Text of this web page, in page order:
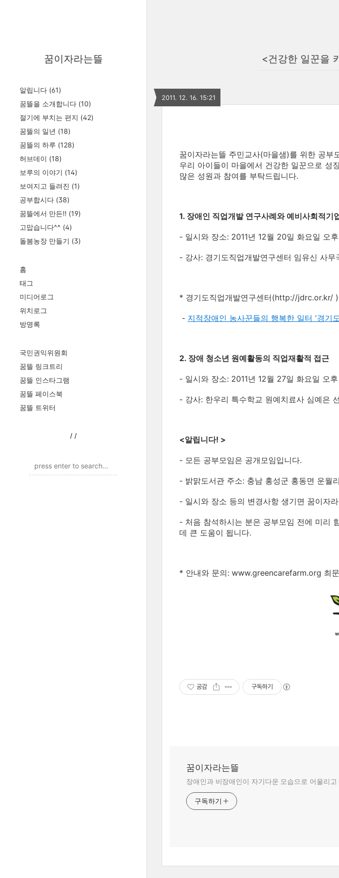
꿈이자라는뜰
알립니다 (61)
꿈뜰을 소개합니다 (10)
절기에 부치는 편지 (42)
꿈뜰의 일년 (18)
꿈뜰의 하루 (128)
허브데이 (18)
보루의 이야기 (14)
보여지고 들려진 (1)
공부합시다 (38)
꿈뜰에서 만든!! (19)
고맙습니다^^ (4)
돌봄농장 만들기 (3)
홈
태그
미디어로그
위치로그
방명록
국민권익위원회
꿈뜰 링크트리
꿈뜰 인스타그램
꿈뜰 페이스북
꿈뜰 트위터
/ /
<건강한 일꾼을
2011. 12. 16. 15:21
꿈이자라는뜰 주민교사(마을샘)를 위한 공부
우리 아이들이 마을에서 건강한 일꾼으로 성
많은 성원과 참여를 부탁드립니다.
1. 장애인 직업개발 연구사례와 예비사회적기
- 일시와 장소: 2011년 12월 20일 화요일 오
- 강사: 경기도직업개발연구센터 임유신 사무
* 경기도직업개발연구센터(http://jdrc.or.kr/
- 지적장애인 농사꾼들의 행복한 일터 '경
2. 장애 청소년 원예활동의 직업재활적 접근
- 일시와 장소: 2011년 12월 27일 화요일 오
- 강사: 한우리 특수학교 원예치료사 심예은
<알립니다! >
- 모든 공부모임은 공개모임입니다.
- 밝맑도서관 주소: 충남 홍성군 홍동면 운월
- 일시와 장소 등의 변경사항 생기면 꿈이자
- 처음 참석하시는 분은 공부모임 전에 미리
데 큰 도움이 됩니다.
* 안내와 문의: www.greencarefarm.org 최
공감 구독하기
꿈이자라는뜰
장애인과 비장애인이 자기다운 모습으로 어울리
구독하기